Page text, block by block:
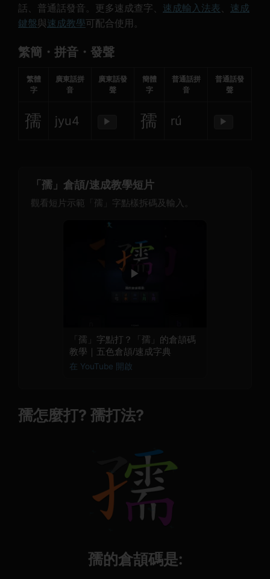
話、普通話發音。更多速成查字、 速成輸入法表、 速成
鍵盤與速成教學可配合使用。
繁簡・拼音・發聲
繁體
字
廣東話拼
音
廣東話發
聲
簡體
字
普通話拼
音
普通話發
聲
孺 jyu4 ▶ 孺 rú ▶
「孺」倉頡/速成教學短片
觀看短片示範「孺」字點樣拆碼及輸入。
▶
「孺」字點打？「孺」的倉頡碼
教學｜五色倉頡/速成字典
在 YouTube 開啟
孺怎麼打? 孺打法?
孺的倉頡碼是: